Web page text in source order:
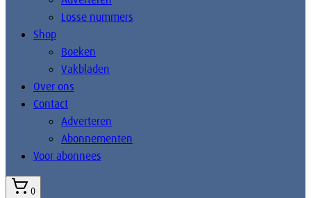
Losse nummers
Shop
Boeken
Vakbladen
Over ons
Contact
Adverteren
Abonnementen
Voor abonnees
0